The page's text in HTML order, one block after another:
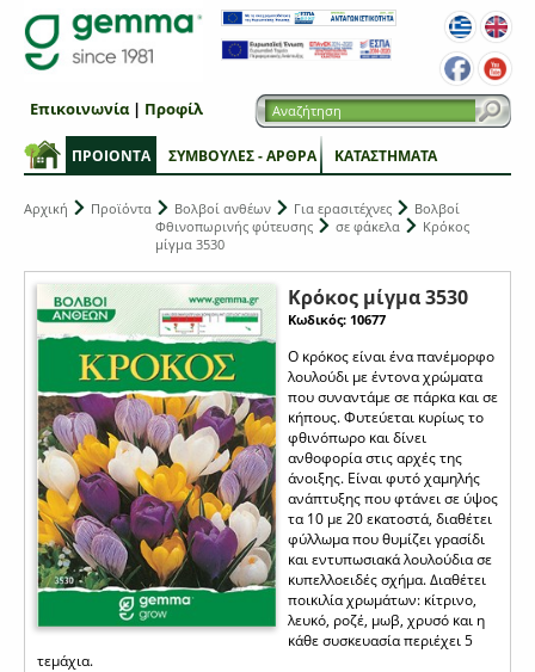
ΠΡΟΙΟΝΤΑ ΣΥΜΒΟΥΛΕΣ - ΑΡΘΡΑ ΚΑΤΑΣΤΗΜΑΤΑ
Επικοινωνία| Προφίλ
Αρχική Προϊόντα Βολβοί ανθέων Για ερασιτέχνες
Βολβοί
Φθινοπωρινής φύτευσης
σε φάκελα
Κρόκος
μίγμα 3530
Κρόκος μίγμα 3530
Κωδικός: 10677
Ο κρόκος είναι ένα πανέμορφο
λουλούδι με έντονα χρώματα
που συναντάμε σε πάρκα και σε
κήπους. Φυτεύεται κυρίως το
φθινόπωρο και δίνει
ανθοφορία στις αρχές της
άνοιξης. Είναι φυτό χαμηλής
ανάπτυξης που φτάνει σε ύψος
τα 10 με 20 εκατοστά, διαθέτει
φύλλωμα που θυμίζει γρασίδι
και εντυπωσιακά λουλούδια σε
κυπελλοειδές σχήμα. Διαθέτει
ποικιλία χρωμάτων: κίτρινο,
λευκό, ροζέ, μωβ, χρυσό και η
κάθε συσκευασία περιέχει 5
τεμάχια.